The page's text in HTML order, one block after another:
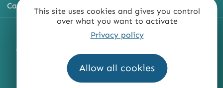
This site uses cookies and gives you control
over what you want to activate
Privacy policy
Allow all cookies
Carte du territoire
MENTIONS LÉGALES PLAN DU SITE
ACCESSIBILITÉ : NON CONFORME
QUI SOMMES-NOUS ?